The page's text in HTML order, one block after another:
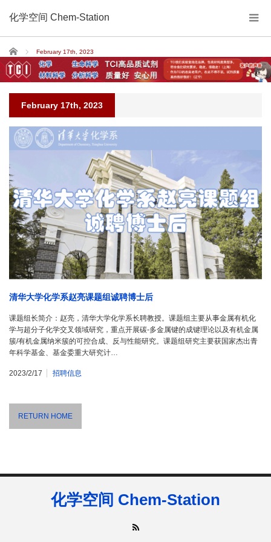
化学空间 Chem-Station
Home February 17th, 2023
February 17th, 2023
清华大学化学系赵亮课题组诚聘博士后
课题组长简介：赵亮，清华大学化学系长聘教授。课题组主要从事金属有机化
学与超分子化学交叉领域研究，重点开展碳-多金属键的成键理论以及有机金属
簇/有机金属纳米簇的可控合成、反与性能研究。课题组研究主要获国家杰出青
年科学基金、基金委重大研究计…
2023/2/17 招聘信息
RETURN HOME
化学空间 Chem-Station